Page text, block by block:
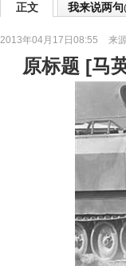
正文 我来说两句(
2013年04月17日08:55 来
原标题 [马